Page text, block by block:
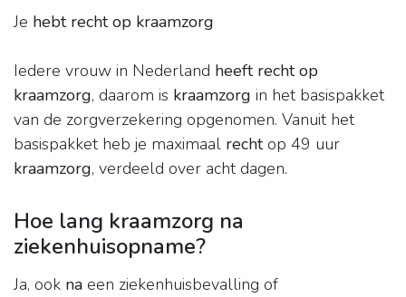
Je hebt recht op kraamzorg
Iedere vrouw in Nederland heeft recht op
kraamzorg, daarom is kraamzorg in het basispakket
van de zorgverzekering opgenomen. Vanuit het
basispakket heb je maximaal rechtop 49 uur
kraamzorg, verdeeld over acht dagen.
Hoe lang kraamzorg na
ziekenhuisopname?
Ja, ook na een ziekenhuisbevalling of